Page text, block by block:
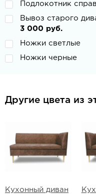
Подлокотник
Вывоз старого
3 000 руб.
Ножки светлые
Ножки черные
Другие цвета из
Кухонный диван